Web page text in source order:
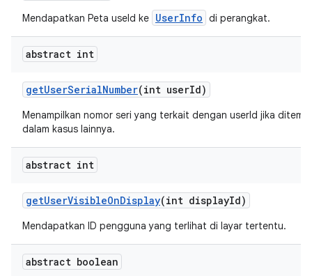
Mendapatkan Peta useId ke UserInfo di perangkat.
abstract int
getUserSerialNumber(int userId)
Menampilkan nomor seri yang terkait dengan userId jika
dalam kasus lainnya.
abstract int
getUserVisibleOnDisplay(int displayId)
Mendapatkan ID pengguna yang terlihat di layar tertentu.
abstract boolean